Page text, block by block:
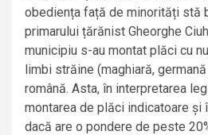
obediența față de minorități stă
primarului țărănist Gheorghe
municipiu s-au montat plăci cu
limbi străine (maghiară,
română. Asta, în interpretarea
montarea de plăci indicatoare și
dacă are o pondere de peste